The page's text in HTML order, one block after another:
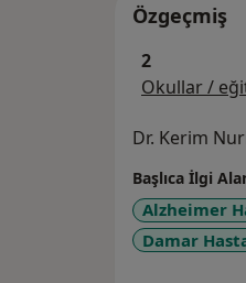
Özgeçmiş
2
Okullar /
Dr. Kerim
Başlıca İlgi
Alzheimer
Damar